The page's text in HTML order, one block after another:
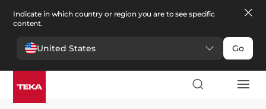
Indicate in which country or region you are to see specific
content.
United States Go